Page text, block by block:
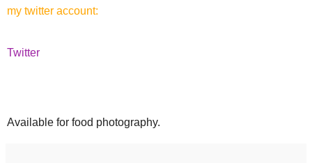
my twitter account:
Twitter
Available for food photography.